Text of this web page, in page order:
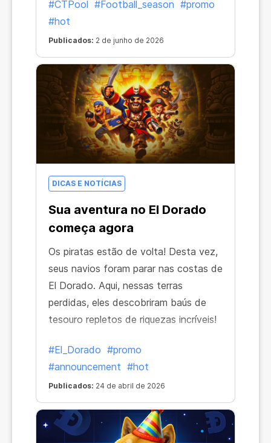
#CTPool #Football_season #promo
#hot
Publicados: 2 de junho de 2026
DICAS E NOTÍCIAS
Sua aventura no El Dorado
começa agora
Os piratas estão de volta! Desta vez,
seus navios foram parar nas costas de
El Dorado. Aqui, nessas terras
perdidas, eles descobriram baús de
tesouro repletos de riquezas incríveis!
#El_Dorado #promo
#announcement #hot
Publicados: 24 de abril de 2026